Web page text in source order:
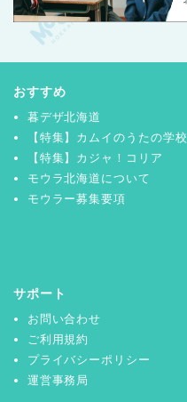
おすすめ
暮デザ北海道
【特集】カムイのうたの学校
【特集】カジャ！コリア
モウラ北海道について
モウラー募集要項
サポート
お問い合わせ
ご利用規約
プライバシーポリシー
運営事務局